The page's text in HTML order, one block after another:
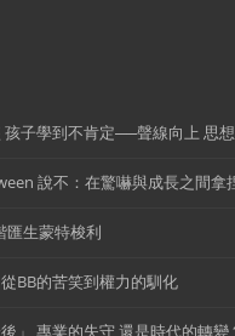
孩子學到不肯定──聲線向上 思
說不：在驚嚇與成長之間拿
生蒙特梭利
BB的苦笑到權力的馴化
」 專業的失守 還是時代的轉變